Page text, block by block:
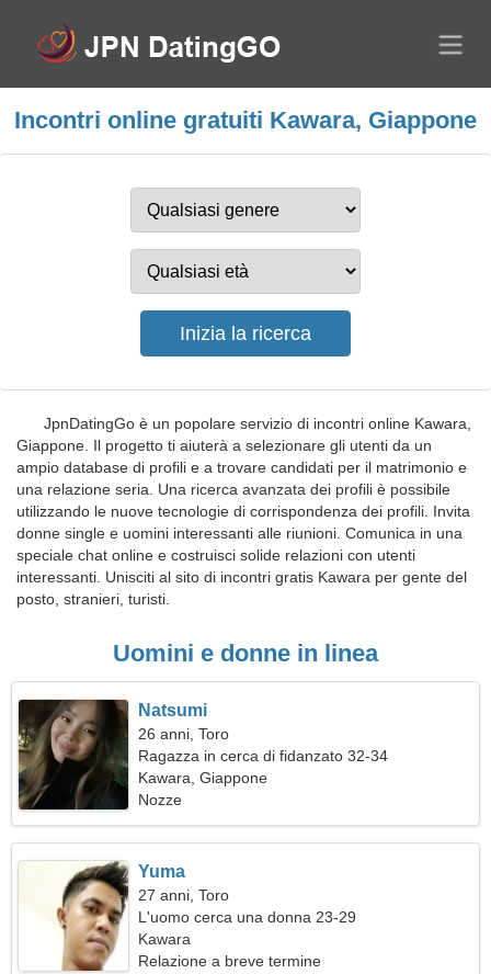
Incontri online gratuiti Kawara, Giappone
JpnDatingGo è un popolare servizio di incontri online Kawara,
Giappone. Il progetto ti aiuterà a selezionare gli utenti da un
ampio database di profili e a trovare candidati per il matrimonio e
una relazione seria. Una ricerca avanzata dei profili è possibile
utilizzando le nuove tecnologie di corrispondenza dei profili. Invita
donne single e uomini interessanti alle riunioni. Comunica in una
speciale chat online e costruisci solide relazioni con utenti
interessanti. Unisciti al sito di incontri gratis Kawara per gente del
posto, stranieri, turisti.
Uomini e donne in linea
Natsumi
26 anni, Toro
Ragazza in cerca di fidanzato 32-34
Kawara, Giappone
Nozze
Yuma
27 anni, Toro
L'uomo cerca una donna 23-29
Kawara
Relazione a breve termine